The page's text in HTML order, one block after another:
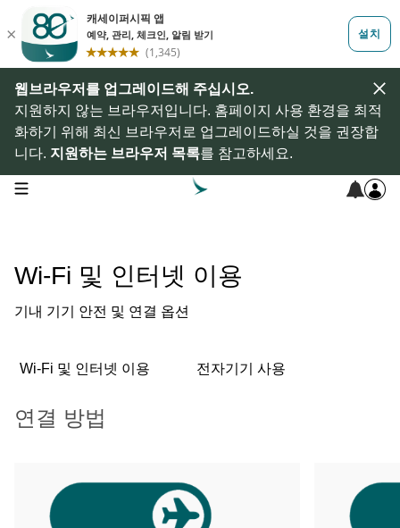
웹브라우저를 업그레이드해 주십시오.
지원하지 않는 브라우저입니다. 홈페이지 사용 환경을 최적
화하기 위해 최신 브라우저로 업그레이드하실 것을 권장합
니다. 지원하는 브라우저 목록를 참고하세요.
open navigation menu
Wi-Fi 및 인터넷 이용
기내 기기 안전 및 연결 옵션
Wi-Fi 및 인터넷 이용 전자기기 사용
연결 방법